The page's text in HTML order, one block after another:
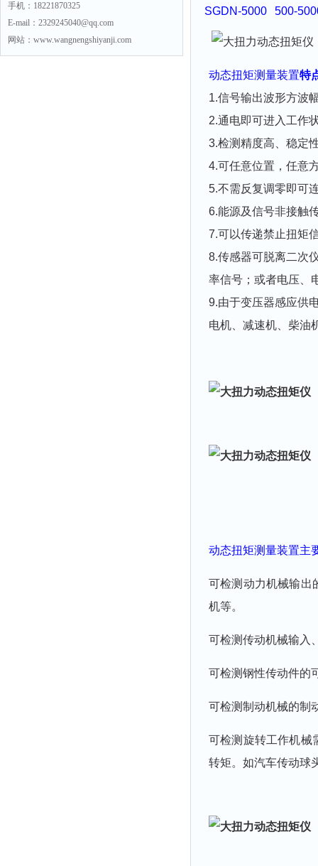
手机：18221870325
E-mail：2329245040@qq.com
网站：www.wangnengshiyanji.com
SGDN-5000 500-
动态扭矩测量装置特
1.信号输出波形方波
2.通电即可进入工作
3.检测精度高、稳定
4.可任意位置，任意
5.不需反复调零即可
6.能源及信号非接触
7.可以传递禁止扭矩
8.传感器可脱离二次
率信号；或者电压、
9.由于变压器感应供
电机、减速机、柴油
动态扭矩测量装置主
可检测动力机械输出
机等。
可检测传动机械输入
可检测钢性传动件的
可检测制动机械的制
可检测旋转工作机械
转矩。如汽车传动球